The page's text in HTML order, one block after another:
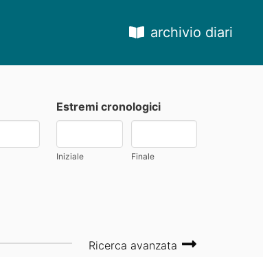
archivio diari
Estremi cronologici
Iniziale Finale
Ricerca avanzata